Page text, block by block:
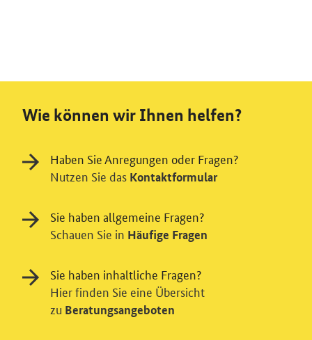
Wie können wir Ihnen helfen?
Haben Sie Anregungen oder Fragen?
Nutzen Sie das Kontaktformular
Sie haben allgemeine Fragen?
Schauen Sie in Häufige Fragen
Sie haben inhaltliche Fragen?
Hier finden Sie eine Übersicht
zu Beratungsangeboten